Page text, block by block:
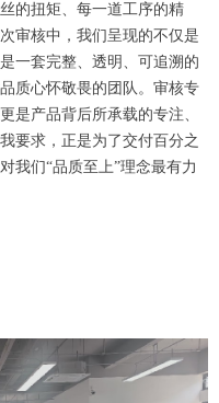
的扭矩、每一道工序的精
审核中，我们呈现的不仅是
一套完整、透明、可追溯的
质心怀敬畏的团队。审核专
是产品背后所承载的专注、
要求，正是为了交付百分之
我们“品质至上”理念最有力